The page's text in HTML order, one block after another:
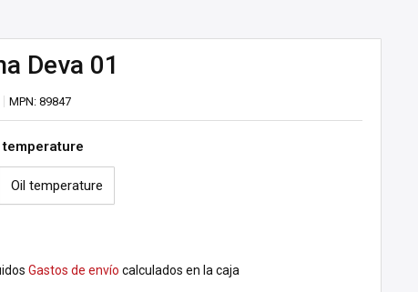
Deva 01
MPN: 89847
Oil temperature
Gastos de envío calculados en la caja